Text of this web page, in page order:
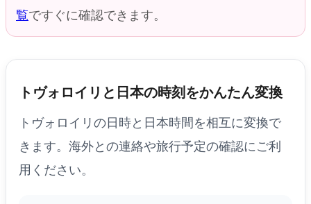
覧ですぐに確認できます。
トヴォロイリと日本の時刻をかんたん変換
トヴォロイリの日時と日本時間を相互に変換で
きます。海外との連絡や旅行予定の確認にご利
用ください。